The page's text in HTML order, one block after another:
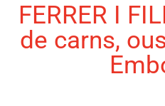
FERRER I
de carns,